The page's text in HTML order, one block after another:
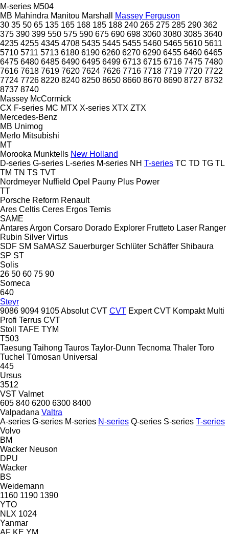
M-series M504
MB Mahindra Manitou Marshall
Massey Ferguson
30 35 50 65 135 165 168 185 188 240 265 275 285 290 362
375 390 399 550 575 590 675 690 698 3060 3080 3085 3640
4235 4255 4345 4708 5435 5445 5455 5460 5465 5610 5611
5710 5711 5713 6180 6190 6260 6270 6290 6455 6460 6465
6475 6480 6485 6490 6495 6499 6713 6715 6716 7475 7480
7616 7618 7619 7620 7624 7626 7716 7718 7719 7720 7722
7724 7726 8220 8240 8250 8650 8660 8670 8690 8727 8732
8737 8740
Massey McCormick
CX F-series MC MTX X-series XTX ZTX
Mercedes-Benz
MB Unimog
Merlo Mitsubishi
MT
Morooka Munktells New Holland
D-series G-series L-series M-series NH T-series TC TD TG TL
TM TN TS TVT
Nordmeyer Nuffield Opel Pauny Plus Power
TT
Porsche Reform Renault
Ares Celtis Ceres Ergos Temis
SAME
AntaresArgon Corsaro Dorado Explorer Frutteto Laser Ranger
Rubin Silver Virtus
SDF SM SaMASZ Sauerburger Schlüter Schäffer Shibaura
SP ST
Solis
26 50 60 75 90
Someca
640
Steyr
9086 9094 9105Absolut CVT CVT Expert CVT Kompakt Multi
Profi Terrus CVT
Stoll
TAFE TYM
T503
Taesung Taihong Tauros Taylor-Dunn Tecnoma Thaler Toro
Tuchel Tümosan Universal
445
Ursus
3512
VST Valmet
605 840 6200 6300 8400
Valpadana Valtra
A-series G-series M-series N-series Q-series S-series T-series
Volvo
BM
Wacker Neuson
DPU
Wacker
BS
Weidemann
1160 1190 1390
YTO
NLX 1024
Yanmar
AF KE YM